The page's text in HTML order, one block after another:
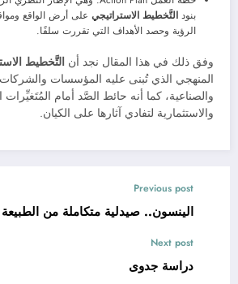
بنود التَّخطيط الاستراتيجي على أرض الواقع
الرؤية وحصد الأهداف التي تقررت سلفًا.
وفق ذلك في هذا المقال نجد أن التَّخطيط
المنهجي الذي تُبنى عليه المؤسسات والشركات
والصناعية، كما أنه حائط الصَّد أمام المُتَغيِّرات
والاستثمارية لتفادي آثارها على الكيان.
Previous post
الينسون.. صيدلية متكاملة من
Next post
دراسة جدوى